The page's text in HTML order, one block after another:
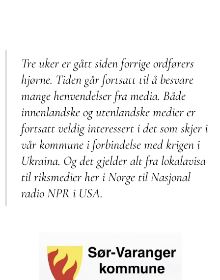
Tre uker er gått siden forrige ordførers
hjørne. Tiden går fortsatt til å besvare
mange henvendelser fra media. Både
innenlandske og utenlandske medier er
fortsatt veldig interessert i det som skjer i
vår kommune i forbindelse med krigen i
Ukraina. Og det gjelder alt fra lokalavisa
til riksmedier her i Norge til Nasjonal
radio NPR i USA.